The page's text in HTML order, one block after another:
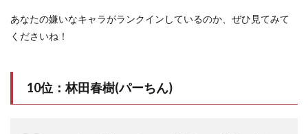
あなたの嫌いなキャラがランクインしているのか、ぜひ見てみて
くださいね！
10位：林田春樹(パーちん)